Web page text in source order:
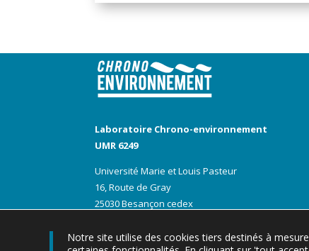
Laboratoire Chrono-environnement
UMR 6249
Université Marie et Louis Pasteur
16, Route de Gray
25030 Besançon cedex
Télécopie : +33 (0)3 81 66 65 68
Notre site utilise des cookies tiers destinés à